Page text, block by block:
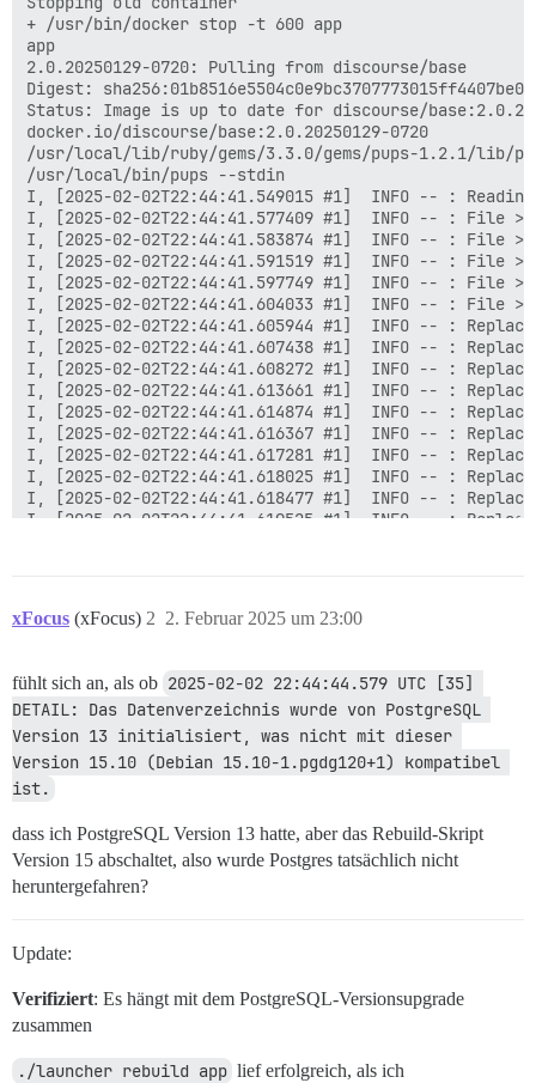
xFocus (xFocus) 2. Februar 2025 um 23:00
2
fühlt sich an, als ob 2025-02-02 22:44:44.579 UTC [35]
DETAIL: Das Datenverzeichnis wurde von PostgreSQL
Version 13 initialisiert, was nicht mit dieser
Version 15.10 (Debian 15.10-1.pgdg120+1) kompatibel
ist.
dass ich PostgreSQL Version 13 hatte, aber das Rebuild-Skript
Version 15 abschaltet, also wurde Postgres tatsächlich nicht
heruntergefahren?
Update:
Verifiziert: Es hängt mit dem PostgreSQL-Versionsupgrade
zusammen
./launcher rebuild app lief erfolgreich, als ich